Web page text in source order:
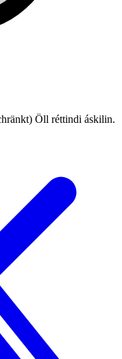
Öll réttindi áskilin.